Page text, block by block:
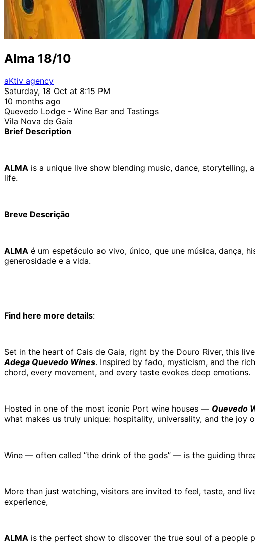
Alma 18/10
aKtiv agency
Saturday, 18 Oct at 8:15 PM
10 months ago
Quevedo Lodge - Wine Bar and Tastings
Vila Nova de Gaia
Brief Description
ALMA is a unique live show blending music, dance,
life.
Breve Descrição
ALMA é um espetáculo ao vivo, único, que une música, dança,
generosidade e a vida.
Find here more details:
Set in the heart of Cais de Gaia, right by the Douro River, this
Adega Quevedo Wines. Inspired by fado, mysticism, and the
chord, every movement, and every taste evokes deep emotions.
Hosted in one of the most iconic Port wine houses — Quevedo
what makes us truly unique: hospitality, universality, and the joy
Wine — often called “the drink of the gods” — is the guiding
More than just watching, visitors are invited to feel, taste, and
experience,
ALMA is the perfect show to discover the true soul of a people